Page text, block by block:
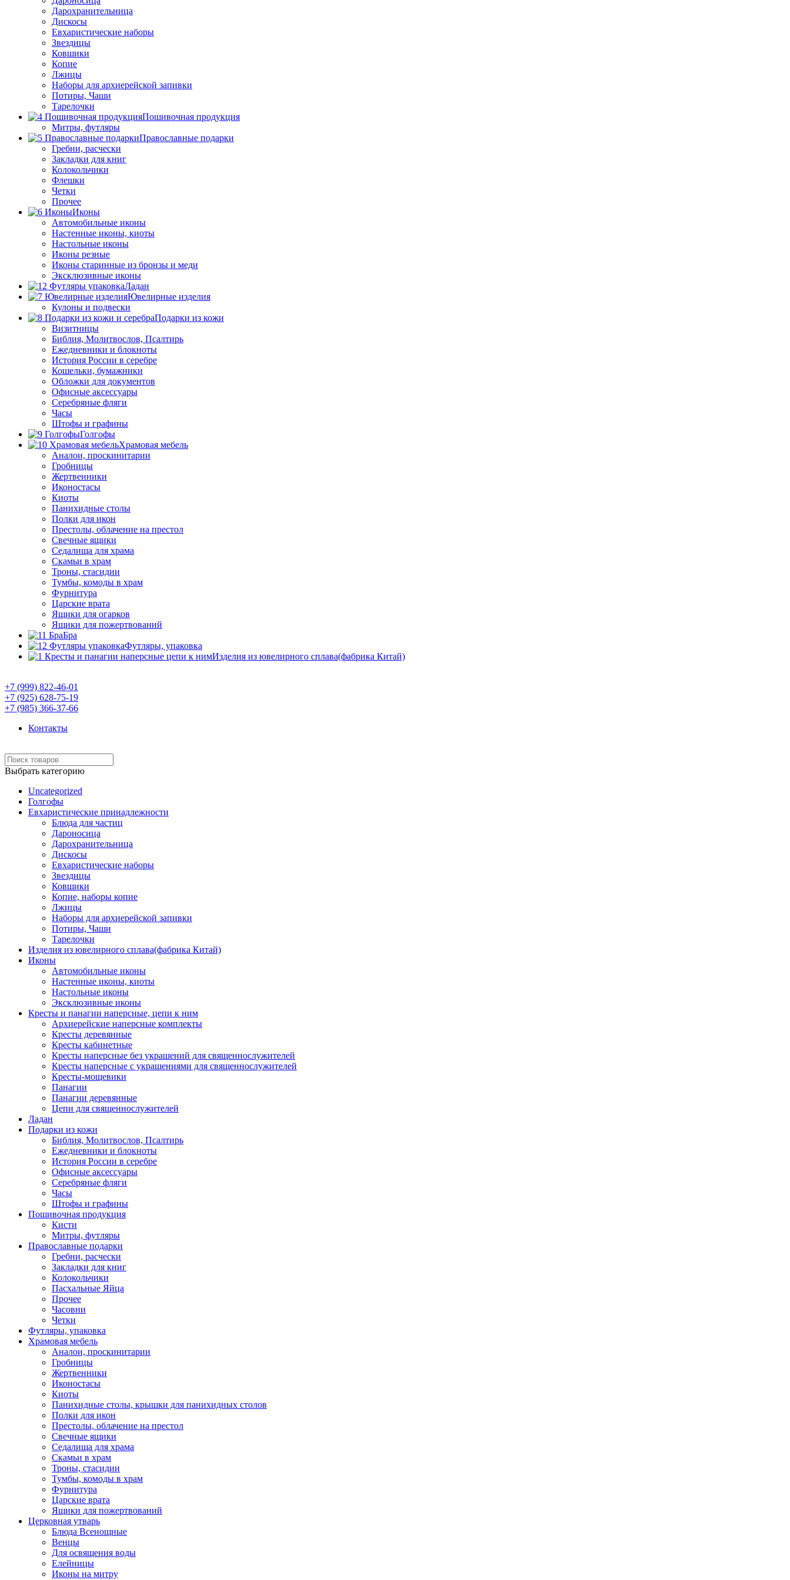
Дарохранительница
Дискосы
Евхаристические наборы
Звездицы
Ковшики
Копие
Лжицы
Наборы для архиерейской запивки
Потиры, Чаши
Тарелочки
Пошивочная продукция
Митры, футляры
Православные подарки
Гребни, расчески
Закладки для книг
Колокольчики
Флешки
Четки
Прочее
Иконы
Автомобильные иконы
Настенные иконы, киоты
Настольные иконы
Иконы резные
Иконы старинные из бронзы и меди
Эксклюзивные иконы
Ладан
Ювелирные изделия
Кулоны и подвески
Подарки из кожи
Визитницы
Библия, Молитвослов, Псалтирь
Ежедневники и блокноты
История России в серебре
Кошельки, бумажники
Обложки для документов
Офисные аксессуары
Серебряные фляги
Часы
Штофы и графины
Голгофы
Храмовая мебель
Аналои, проскинитарии
Гробницы
Жертвенники
Иконостасы
Киоты
Панихидные столы
Полки для икон
Престолы, облачение на престол
Свечные ящики
Седалища для храма
Скамьи в храм
Троны, стасидии
Тумбы, комоды в храм
Фурнитура
Царские врата
Ящики для огарков
Ящики для пожертвований
Бра
Футляры, упаковка
Изделия из ювелирного сплава(фабрика Китай)
+7 (999) 822-46-01
+7 (925) 628-75-19
+7 (985) 366-37-66
Контакты
Выбрать категорию
Uncategorized
Голгофы
Евхаристические принадлежности
Блюда для частиц
Дароносица
Дарохранительница
Дискосы
Евхаристические наборы
Звездицы
Ковшики
Копие, наборы копие
Лжицы
Наборы для архиерейской запивки
Потиры, Чаши
Тарелочки
Изделия из ювелирного сплава(фабрика Китай)
Иконы
Автомобильные иконы
Настенные иконы, киоты
Настольные иконы
Эксклюзивные иконы
Кресты и панагии наперсные, цепи к ним
Архиерейские наперсные комплекты
Кресты деревянные
Кресты кабинетные
Кресты наперсные без украшений для священнослужителей
Кресты наперсные с украшениями для священнослужителей
Кресты-мощевики
Панагии
Панагии деревянные
Цепи для священнослужителей
Ладан
Подарки из кожи
Библия, Молитвослов, Псалтирь
Ежедневники и блокноты
История России в серебре
Офисные аксессуары
Серебряные фляги
Часы
Штофы и графины
Пошивочная продукция
Кисти
Митры, футляры
Православные подарки
Гребни, расчески
Закладки для книг
Колокольчики
Пасхальные Яйца
Прочее
Часовни
Четки
Футляры, упаковка
Храмовая мебель
Аналои, проскинитарии
Гробницы
Жертвенники
Иконостасы
Киоты
Панихидные столы, крышки для панихидных столов
Полки для икон
Престолы, облачение на престол
Свечные ящики
Седалища для храма
Скамьи в храм
Троны, стасидии
Тумбы, комоды в храм
Фурнитура
Царские врата
Ящики для пожертвований
Церковная утварь
Блюда Всенощные
Венцы
Для освящения воды
Елейницы
Иконы на митру